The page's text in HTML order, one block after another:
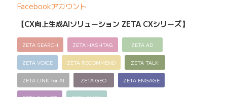
Facebookアカウント
【CX向上生成AIソリューション ZETA CXシリーズ】
ZETA SEARCH ZETA HASHTAG ZETA AD
ZETA VOICE ZETA RECOMMEND ZETA TALK
ZETA LINK for AI ZETA GEO ZETA ENGAGE